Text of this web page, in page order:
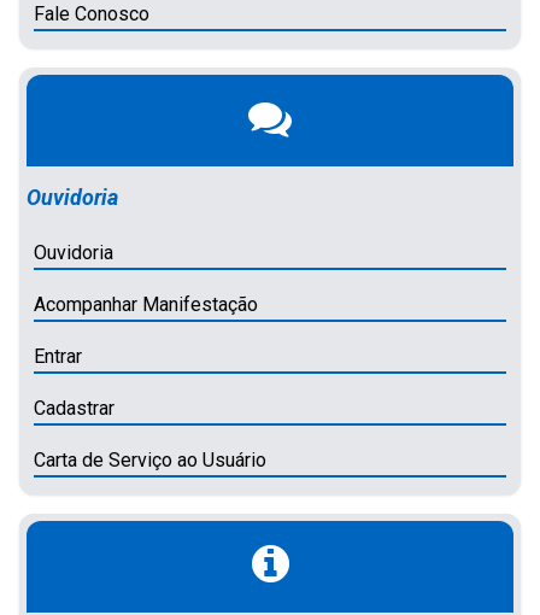
Fale Conosco
Ouvidoria
Ouvidoria
Acompanhar Manifestação
Entrar
Cadastrar
Carta de Serviço ao Usuário